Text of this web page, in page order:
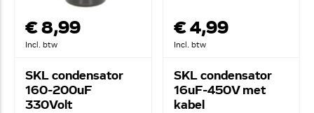
€ 8,99
Incl. btw
SKL condensator
160-200uF
330Volt
€ 4,99
Incl. btw
SKL condensator
16uF-450V met
kabel